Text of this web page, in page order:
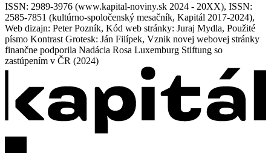
ISSN: 2989-3976 (www.kapital-noviny.sk 2024 - 20XX), ISSN:
2585-7851 (kultúrno-spoločenský mesačník, Kapitál 2017-2024),
Web dizajn: Peter Pozník, Kód web stránky: Juraj Mydla, Použité
písmo Kontrast Grotesk: Ján Filípek, Vznik novej webovej stránky
finančne podporila Nadácia Rosa Luxemburg Stiftung so
zastúpením v ČR (2024)